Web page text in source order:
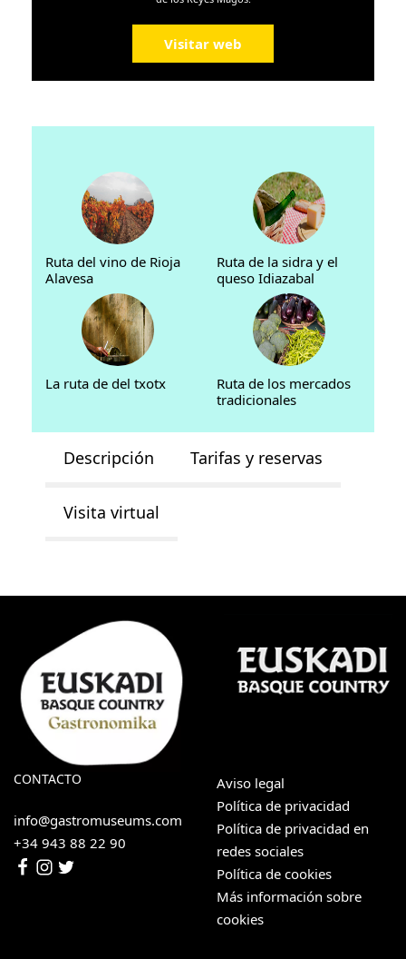
Visitar web
Ruta del vino de Rioja
Alavesa
Ruta de la sidra y el
queso Idiazabal
La ruta de del txotx
Ruta de los mercados
tradicionales
Descripción Tarifas y reservas
Visita virtual
CONTACTO
info@gastromuseums.com
+34 943 88 22 90
Aviso legal
Política de privacidad
Política de privacidad en
redes sociales
Política de cookies
Más información sobre
cookies